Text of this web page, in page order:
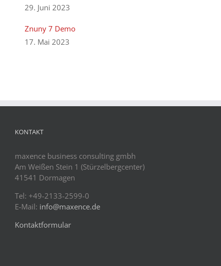
29. Juni 2023
Znuny 7 Demo
17. Mai 2023
KONTAKT
maxence business consulting gmbh
Am Weißen Stein 1 (Stürzelbergcenter)
41541 Dormagen
Tel: +49-2133-2599-0
E-Mail: info@maxence.de
Kontaktformular